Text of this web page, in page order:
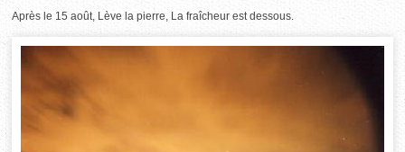
Après le 15 août, Lève la pierre, La fraîcheur est dessous.